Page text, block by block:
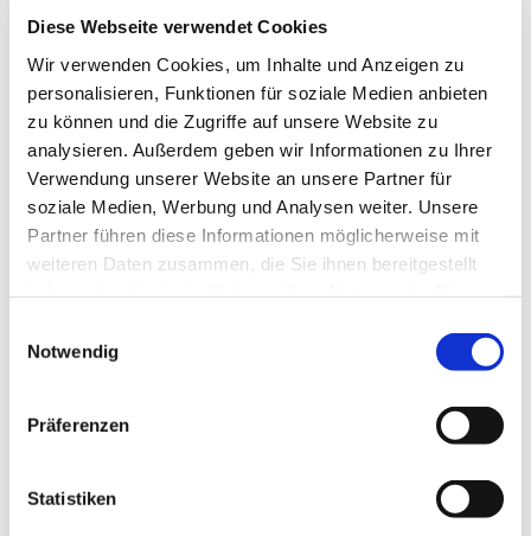
Diese Webseite verwendet Cookies
Wir verwenden Cookies, um Inhalte und Anzeigen zu
personalisieren, Funktionen für soziale Medien anbieten
zu können und die Zugriffe auf unsere Website zu
analysieren. Außerdem geben wir Informationen zu Ihrer
Verwendung unserer Website an unsere Partner für
soziale Medien, Werbung und Analysen weiter. Unsere
Partner führen diese Informationen möglicherweise mit
weiteren Daten zusammen, die Sie ihnen bereitgestellt
Notwendig
Präferenzen
Statistiken
Mittwoch, 24. November 2027,
16:00 - 18:00 Uhr
Bergkirchener Str. 465, 32549 Bad